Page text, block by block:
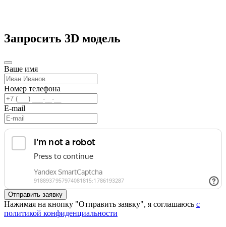
Запросить 3D модель
Ваше имя
Номер телефона
E-mail
Нажимая на кнопку "Отправить заявку", я соглашаюсь с
политикой конфиденциальности